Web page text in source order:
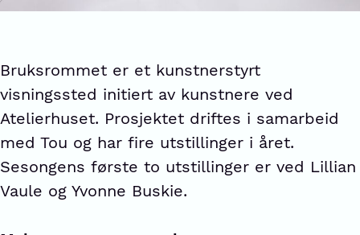
Bruksrommet er et kunstnerstyrt
visningssted initiert av kunstnere ved
Atelierhuset. Prosjektet driftes i samarbeid
med Tou og har fire utstillinger i året.
Sesongens første to utstillinger er ved Lillian
Vaule og Yvonne Buskie.